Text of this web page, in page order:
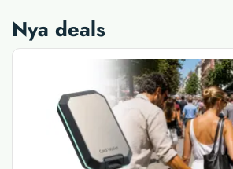
Nya deals